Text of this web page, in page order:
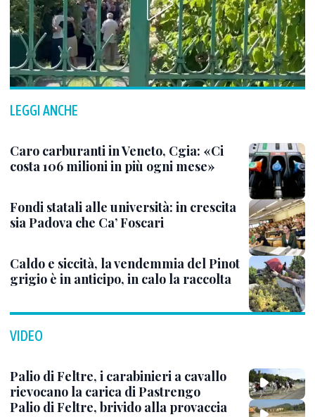
LEGGI ANCHE
Caro carburanti in Veneto, Cgia: «Ci
costa 106 milioni in più ogni mese»
Fondi statali alle università: in crescita
sia Padova che Ca’ Foscari
Caldo e siccità, la vendemmia del Pinot
grigio è in anticipo, in calo la raccolta
VIDEO
Palio di Feltre, i carabinieri a cavallo
rievocano la carica di Pastrengo
Palio di Feltre, brivido alla provaccia